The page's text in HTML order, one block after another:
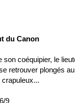
du Canon
son coéquipier, le
retrouver plongés
9